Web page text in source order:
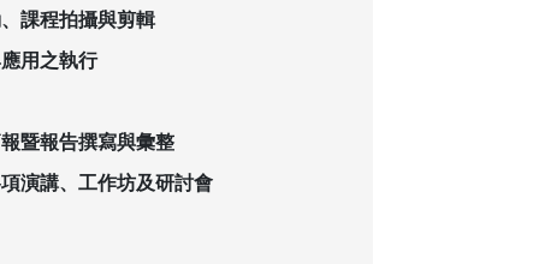
課程拍攝與剪輯
用之執行
暨報告撰寫與彙整
演講、工作坊及研討會